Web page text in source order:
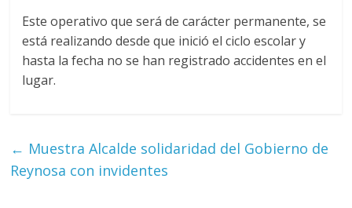
Este operativo que será de carácter permanente, se
está realizando desde que inició el ciclo escolar y
hasta la fecha no se han registrado accidentes en el
lugar.
← Muestra Alcalde solidaridad del Gobierno de
Reynosa con invidentes